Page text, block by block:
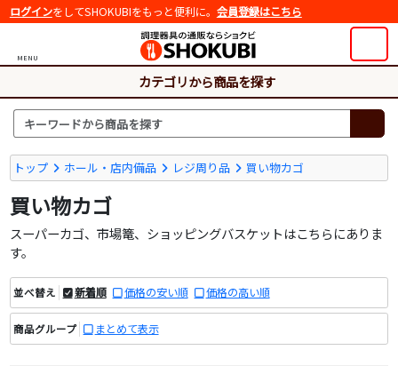
ログインをしてSHOKUBIをもっと便利に。 会員登録はこちら
MENU
カテゴリから商品を探す
トップ ホール・店内備品 レジ周り品 買い物カゴ
買い物カゴ
スーパーカゴ、市場篭、ショッピングバスケットはこちらにありま
す。
並べ替え 新着順 価格の安い順 価格の高い順
商品グループ まとめて表示